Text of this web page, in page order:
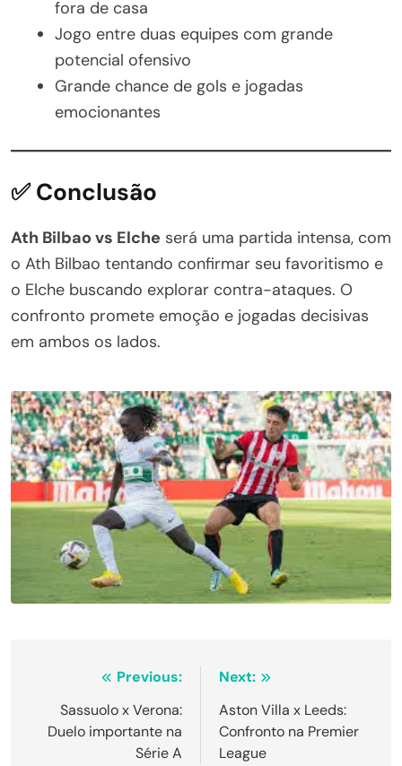
fora de casa
Jogo entre duas equipes com grande
potencial ofensivo
Grande chance de gols e jogadas
emocionantes
✅ Conclusão
Ath Bilbao vs Elche será uma partida intensa, com
o Ath Bilbao tentando confirmar seu favoritismo e
o Elche buscando explorar contra-ataques. O
confronto promete emoção e jogadas decisivas
em ambos os lados.
Navegação
Post
Previous:
Sassuolo x Verona:
Duelo importante na
Série A
Next:
Aston Villa x Leeds:
Confronto na Premier
League